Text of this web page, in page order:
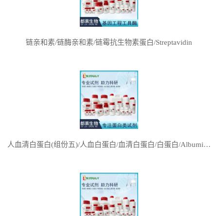
链亲和素/链酶亲和素/链霉抗生物素蛋白/Streptavidin
人血清白蛋白(组份五)/人血白蛋白/血清白蛋白/白蛋白/Albumin Human serum(Fraction V)/HAS